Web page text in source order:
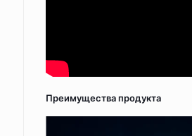
Преимущества продукта